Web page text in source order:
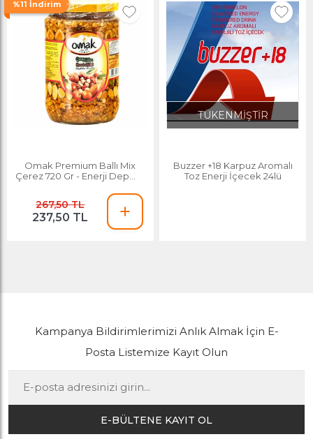
%11 İndirim
Omak Premium Ballı Mix
Çerez 720 Gr - Enerji Deposu
267,50 TL
237,50 TL
TÜKENMİŞTİR
Buzzer +18 Karpuz Aromalı
Toz Enerji İçecek 24lü
Kampanya Bildirimlerimizi Anlık Almak İçin E-
Posta Listemize Kayıt Olun
E-BÜLTENE KAYIT OL